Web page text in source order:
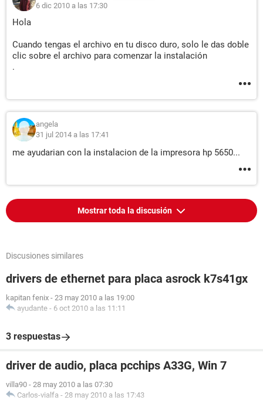
6 dic 2010 a las 17:30
Hola
Cuando tengas el archivo en tu disco duro, solo le das doble
clic sobre el archivo para comenzar la instalación
.
angela
31 jul 2014 a las 17:41
me ayudarian con la instalacion de la impresora hp 5650...
Mostrar toda la discusión
Discusiones similares
drivers de ethernet para placa asrock k7s41gx
kapitan fenix - 23 may 2010 a las 19:00
ayudante - 6 oct 2010 a las 11:11
3 respuestas
driver de audio, placa pcchips A33G, Win 7
villa90 - 28 may 2010 a las 07:30
Carlos-vialfa - 28 may 2010 a las 17:43